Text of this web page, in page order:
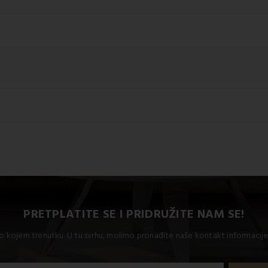
PRETPLATITE SE I PRIDRUŽITE NAM SE!
kojem trenutku. U tu svrhu, molimo pronađite naše kontakt